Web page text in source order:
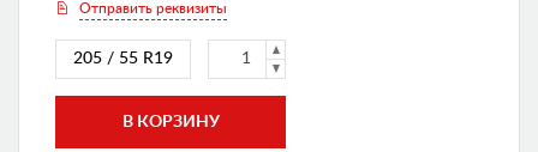
Отправить реквизиты
205 / 55 R19